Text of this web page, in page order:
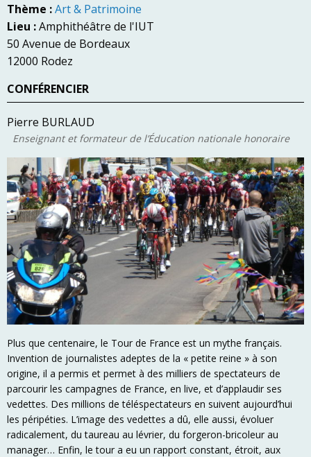
Thème :Art & Patrimoine
Lieu :Amphithéâtre de l'IUT
50 Avenue de Bordeaux
12000 Rodez
CONFÉRENCIER
Pierre BURLAUD
Enseignant et formateur de l’Éducation nationale honoraire
Plus que centenaire, le Tour de France est un mythe français.
Invention de journalistes adeptes de la « petite reine » à son
origine, il a permis et permet à des milliers de spectateurs de
parcourir les campagnes de France, en live, et d’applaudir ses
vedettes. Des millions de téléspectateurs en suivent aujourd’hui
les péripéties. L’image des vedettes a dû, elle aussi, évoluer
radicalement, du taureau au lévrier, du forgeron-bricoleur au
manager… Enfin, le tour a eu un rapport constant, étroit, aux